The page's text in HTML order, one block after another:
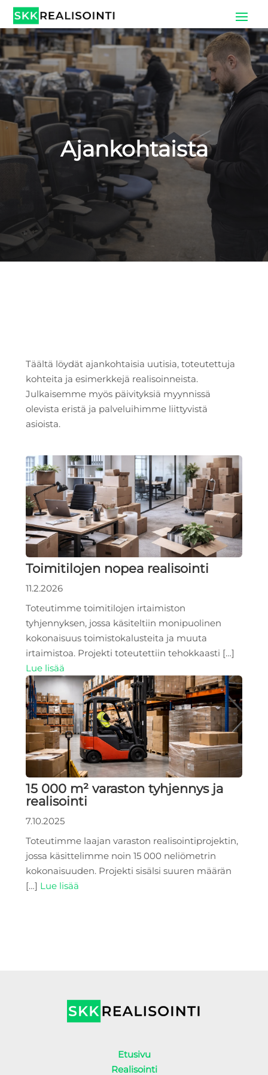
Ajankohtaista
Täältä löydät ajankohtaisia uutisia, toteutettuja
kohteita ja esimerkkejä realisoinneista.
Julkaisemme myös päivityksiä myynnissä
olevista eristä ja palveluihimme liittyvistä
asioista.
Toimitilojen nopea realisointi
11.2.2026
Toteutimme toimitilojen irtaimiston
tyhjennyksen, jossa käsiteltiin monipuolinen
kokonaisuus toimistokalusteita ja muuta
irtaimistoa. Projekti toteutettiin tehokkaasti […]
Lue lisää
15 000 m² varaston tyhjennys ja
realisointi
7.10.2025
Toteutimme laajan varaston realisointiprojektin,
jossa käsittelimme noin 15 000 neliömetrin
kokonaisuuden. Projekti sisälsi suuren määrän
[…] Lue lisää
Etusivu
Realisointi